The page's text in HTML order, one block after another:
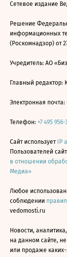
Сетевое издание
Решение
информационных
(Роскомнадзор) от
Учредитель: АО
Главный редактор:
Электронная почта:
Телефон: +7 495
Сайт использует IP
Пользователей
в отношении
Медиа»
Любое
соблюдении
vedomosti.ru
Новости,
на данном сайте,
или продаже